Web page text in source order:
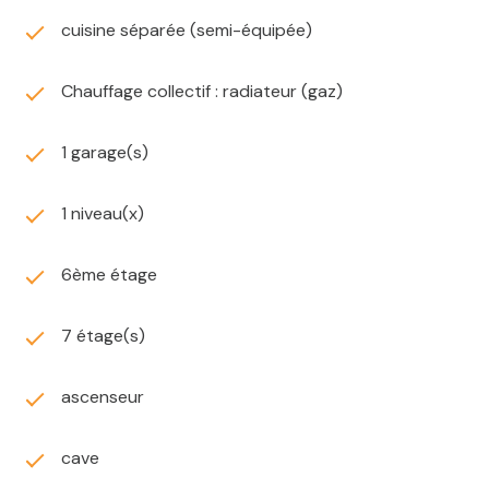
VICHY - horaires d'ouverture: du lundi au vendredi de
90 - http://www.agenceespaceimmo.fr
commercial inscrit au RSAC de CUSSET n° 484645189
exposé sont disponibles sur le site
cuisine séparée (semi-équipée)
Chauffage collectif : radiateur (gaz)
1 garage(s)
1 niveau(x)
6ème étage
7 étage(s)
ascenseur
cave